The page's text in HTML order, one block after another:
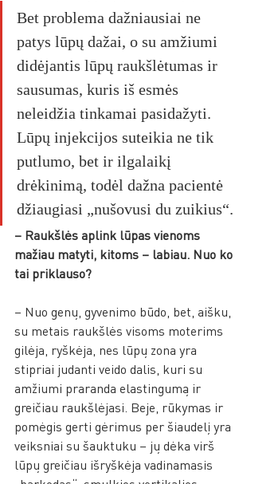
Bet problema dažniausiai ne
patys lūpų dažai, o su amžiumi
didėjantis lūpų raukšlėtumas ir
sausumas, kuris iš esmės
neleidžia tinkamai pasidažyti.
Lūpų injekcijos suteikia ne tik
putlumo, bet ir ilgalaikį
drėkinimą, todėl dažna pacientė
džiaugiasi „nušovusi du zuikius“.
– Raukšlės aplink lūpas vienoms
mažiau matyti, kitoms – labiau. Nuo ko
tai priklauso?
– Nuo genų, gyvenimo būdo, bet, aišku,
su metais raukšlės visoms moterims
gilėja, ryškėja, nes lūpų zona yra
stipriai judanti veido dalis, kuri su
amžiumi praranda elastingumą ir
greičiau raukšlėjasi. Beje, rūkymas ir
pomėgis gerti gėrimus per šiaudelį yra
veiksniai su šauktuku – jų dėka virš
lūpų greičiau išryškėja vadinamasis